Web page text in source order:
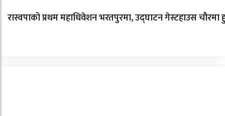
रास्वपाको प्रथम महाधिवेशन भरतपुरमा, उद्घाटन गेस्टहाउस चौरमा